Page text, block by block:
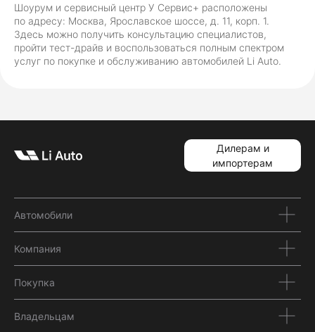
Шоурум и сервисный центр У Сервис+ расположены
по адресу: Москва, Ярославское шоссе, д. 11, корп. 1.
Здесь можно получить консультацию специалистов,
пройти тест-драйв и воспользоваться полным спектром
услуг по покупке и обслуживанию автомобилей Li Auto.
Дилерам и
импортерам
Автомобили
Компания
Покупка
Владельцам